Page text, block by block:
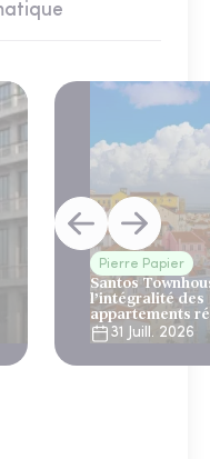
Pierre Papier
Santos
l’intégralité des
appartements
Lisbonne
31 Juill. 2026